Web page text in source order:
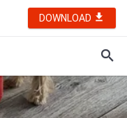
DOWNLOAD